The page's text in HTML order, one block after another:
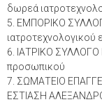
δωρεά
5. ΕΜΠΟΡΙΚΟ
ιατροτεχνολογικού
6. ΙΑΤΡΙΚΟ
προσωπικού
7. ΣΩΜΑΤΕΙΟ
ΕΣΤΙΑΣΗ